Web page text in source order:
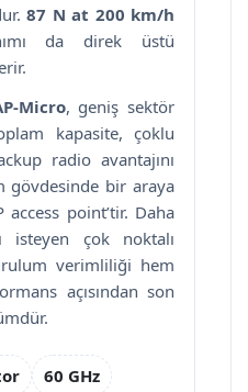
87 N at 200 km/h
da direk üstü
Micro, geniş sektör
kapasite, çoklu
radio avantajını
gövdesinde bir araya
point’tir. Daha
isteyen çok noktalı
verimliliği hem
açısından son
60 GHz